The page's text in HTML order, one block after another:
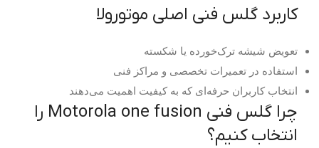
کاربرد گلس فنی اصلی موتورولا
تعویض شیشه ترک‌خورده یا شکسته
استفاده در تعمیرات تخصصی و مراکز فنی
انتخاب کاربران حرفه‌ای که به کیفیت اهمیت می‌دهند
چرا گلس فنی Motorola one fusion را
انتخاب کنیم؟